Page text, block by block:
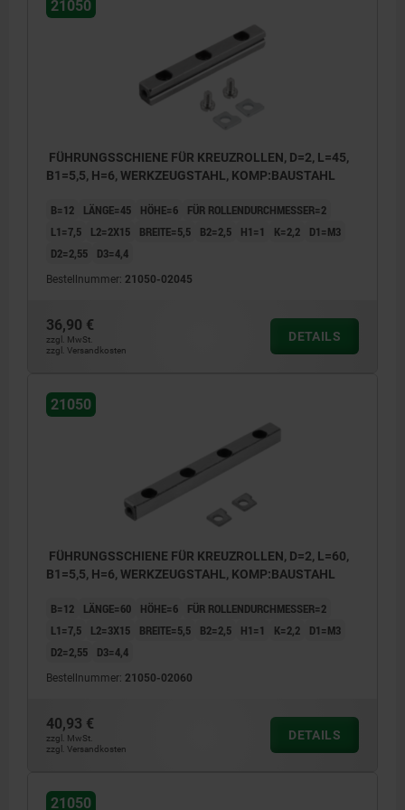
21050
FÜHRUNGSSCHIENE FÜR KREUZROLLEN, D=2, L=45,
B1=5,5, H=6, WERKZEUGSTAHL, KOMP:BAUSTAHL
B=12 LÄNGE=45 HÖHE=6
FÜR ROLLENDURCHMESSER=2
L1=7,5
L2=2X15 BREITE=5,5 B2=2,5 H1=1 K=2,2
D1=M3
D2=2,55
D3=4,4
Bestellnummer: 21050-02045
36,90 €
zzgl. MwSt.
zzgl. Versandkosten
DETAILS
21050
FÜHRUNGSSCHIENE FÜR KREUZROLLEN, D=2, L=60,
B1=5,5, H=6, WERKZEUGSTAHL, KOMP:BAUSTAHL
B=12 LÄNGE=60 HÖHE=6
FÜR ROLLENDURCHMESSER=2
L1=7,5
L2=3X15 BREITE=5,5 B2=2,5 H1=1 K=2,2
D1=M3
D2=2,55
D3=4,4
Bestellnummer: 21050-02060
40,93 €
zzgl. MwSt.
zzgl. Versandkosten
DETAILS
21050